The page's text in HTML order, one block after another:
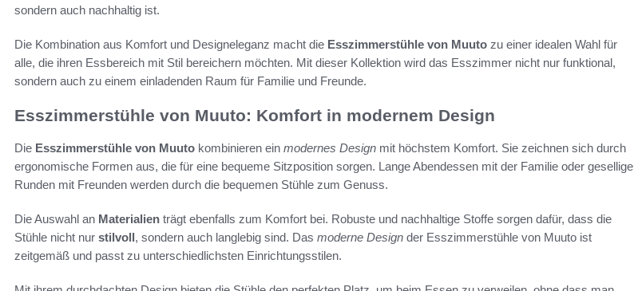
sondern auch nachhaltig ist.
Die Kombination aus Komfort und Designeleganz macht die Esszimmerstühle von Muuto zu einer idealen Wahl für
alle, die ihren Essbereich mit Stil bereichern möchten. Mit dieser Kollektion wird das Esszimmer nicht nur funktional,
sondern auch zu einem einladenden Raum für Familie und Freunde.
Esszimmerstühle von Muuto: Komfort in modernem Design
Die Esszimmerstühle von Muuto kombinieren ein modernes Design mit höchstem Komfort. Sie zeichnen sich durch
ergonomische Formen aus, die für eine bequeme Sitzposition sorgen. Lange Abendessen mit der Familie oder gesellige
Runden mit Freunden werden durch die bequemen Stühle zum Genuss.
Die Auswahl an Materialien trägt ebenfalls zum Komfort bei. Robuste und nachhaltige Stoffe sorgen dafür, dass die
Stühle nicht nur stilvoll, sondern auch langlebig sind. Das moderne Design der Esszimmerstühle von Muuto ist
zeitgemäß und passt zu unterschiedlichsten Einrichtungsstilen.